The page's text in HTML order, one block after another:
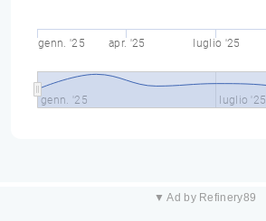
genn. '25 apr. '25 luglio '25
genn. '25 luglio '25
▼ Ad by Refinery89